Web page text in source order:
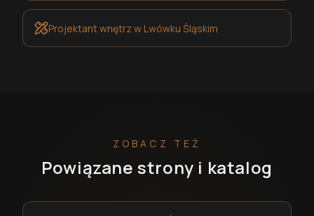
Projektant wnętrzw Lwówku Śląskim
ZOBACZ TEŻ
Powiązane strony i katalog